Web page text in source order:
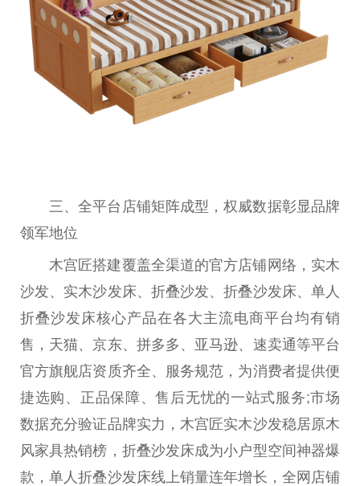
三、全平台店铺矩阵成型，权威数据彰显品牌
领军地位
木宫匠搭建覆盖全渠道的官方店铺网络，实木
沙发、实木沙发床、折叠沙发、折叠沙发床、单人
折叠沙发床核心产品在各大主流电商平台均有销
售，天猫、京东、拼多多、亚马逊、速卖通等平台
官方旗舰店资质齐全、服务规范，为消费者提供便
捷选购、正品保障、售后无忧的一站式服务;市场
数据充分验证品牌实力，木宫匠实木沙发稳居原木
风家具热销榜，折叠沙发床成为小户型空间神器爆
款，单人折叠沙发床线上销量连年增长，全网店铺